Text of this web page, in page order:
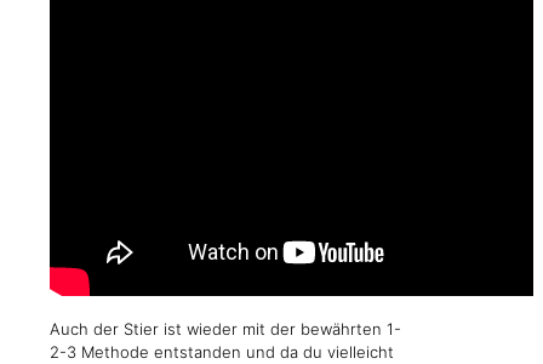
Auch der Stier ist wieder mit der bewährten 1-
2-3 Methode entstanden und da du vielleicht